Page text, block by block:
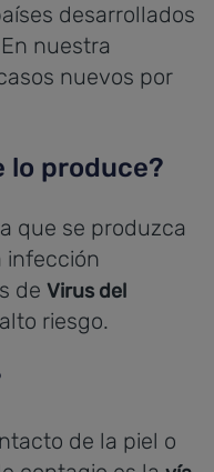
desarrollados
nuestra
nuevos por
lo produce?
que se produzca
infección
de Virus del
riesgo.
de la piel o